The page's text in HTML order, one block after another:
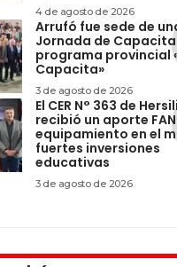
4 de agosto de 2026
Arrufó fue sede de
Jornada de
programa provincial
Capacita»
3 de agosto de 2026
El CER N° 363 de
recibió un aporte
equipamiento en el
fuertes inversiones
educativas
3 de agosto de 2026